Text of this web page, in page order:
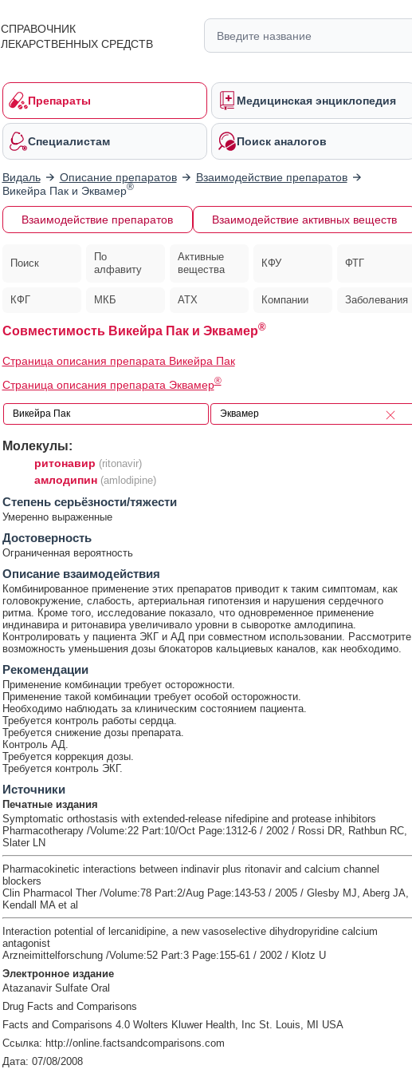
СПРАВОЧНИК
ЛЕКАРСТВЕННЫХ СРЕДСТВ
Препараты Медицинская энциклопедия
Специалистам Поиск аналогов
Видаль Описание препаратов
Взаимодействие препаратов
Викейра Пак и Эквамер®
Взаимодействие препаратов Взаимодействие активных веществ
Поиск
По
алфавиту
Активные
вещества
КФУ ФТГ
КФГ МКБ АТХ Компании Заболевания
Совместимость Викейра Пак и Эквамер®
Страница описания препарата Викейра Пак
Страница описания препарата Эквамер®
Молекулы:
ритонавир (ritonavir)
амлодипин (amlodipine)
Cтепень серьёзности/тяжести
Умеренно выраженные
Достоверность
Ограниченная вероятность
Описание взаимодействия
Комбинированное применение этих препаратов приводит к таким симптомам, как
головокружение, слабость, артериальная гипотензия и нарушения сердечного
ритма. Кроме того, исследование показало, что одновременное применение
индинавира и ритонавира увеличивало уровни в сыворотке амлодипина.
Контролировать у пациента ЭКГ и АД при совместном использовании. Рассмотрите
возможность уменьшения дозы блокаторов кальциевых каналов, как необходимо.
Рекомендации
Применение комбинации требует осторожности.
Применение такой комбинации требует особой осторожности.
Необходимо наблюдать за клиническим состоянием пациента.
Требуется контроль работы сердца.
Требуется снижение дозы препарата.
Контроль АД.
Требуется коррекция дозы.
Требуется контроль ЭКГ.
Источники
Печатные издания
Symptomatic orthostasis with extended-release nifedipine and protease inhibitors
Pharmacotherapy /Volume:22 Part:10/Oct Page:1312-6 / 2002 / Rossi DR, Rathbun RC,
Slater LN
Pharmacokinetic interactions between indinavir plus ritonavir and calcium channel
blockers
Clin Pharmacol Ther /Volume:78 Part:2/Aug Page:143-53 / 2005 / Glesby MJ, Aberg JA,
Kendall MA et al
Interaction potential of lercanidipine, a new vasoselective dihydropyridine calcium
antagonist
Arzneimittelforschung /Volume:52 Part:3 Page:155-61 / 2002 / Klotz U
Электронное издание
Atazanavir Sulfate Oral
Drug Facts and Comparisons
Facts and Comparisons 4.0 Wolters Kluwer Health, Inc St. Louis, MI USA
Ссылка: http://online.factsandcomparisons.com
Дата: 07/08/2008